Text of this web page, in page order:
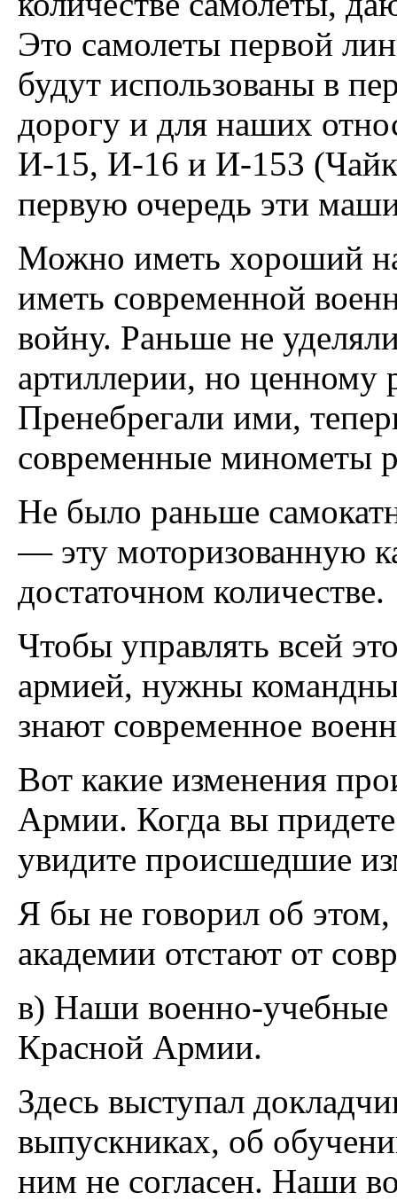
Это самолеты первой
будут использованы в
дорогу и для наших
И-15, И-16 и И-153
первую очередь эти
Можно иметь хороший
иметь современной
войну. Раньше не
артиллерии, но
Пренебрегали ими,
современные минометы
Не было раньше
— эту моторизованную
достаточном количестве.
Чтобы управлять всей
армией, нужны
знают современное
Вот какие изменения
Армии. Когда вы
увидите происшедшие
Я бы не говорил об
академии отстают от
в) Наши военно-учебные
Красной Армии.
Здесь выступал
выпускниках, об
ним не согласен. Наши